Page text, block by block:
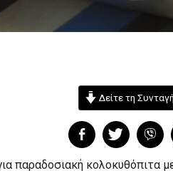
Δείτε τη Συνταγή
παραδοσιακή κολοκυθόπιτα